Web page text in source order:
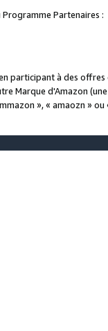
Partenaires :
participant à des offres
Marque d'Amazon
», « amaozn » ou